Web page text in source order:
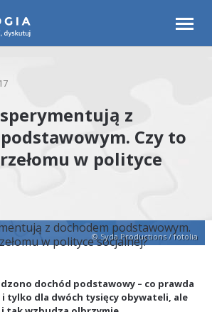
z
Czy to
w polityce
© Syda Productions / fotolia
dochód podstawowy – co prawda
tylko dla dwóch tysięcy obywateli, ale